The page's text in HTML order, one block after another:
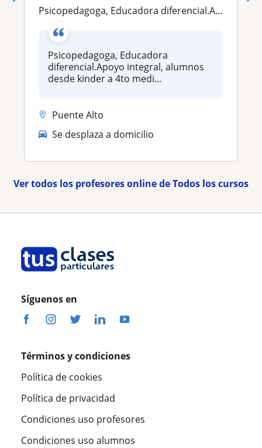
Psicopedagoga, Educadora diferencial.Apoyo integral, alumnos desde kinder a 4to medio
Psicopedagoga, Educadora
diferencial.Apoyo integral, alumnos
desde kinder a 4to medi...
Puente Alto
Se desplaza a domicilio
Ver todos los profesores online de Todos los cursos
Síguenos en
Términos y condiciones
Política de cookies
Política de privacidad
Condiciones uso profesores
Condiciones uso alumnos